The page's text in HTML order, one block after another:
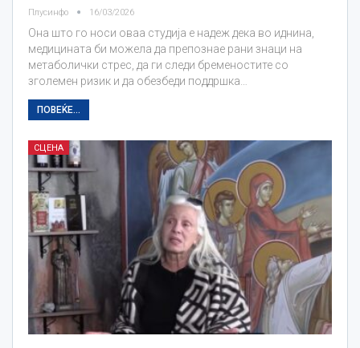
Плусинфо 16/03/2026
Она што го носи оваа студија е надеж дека во иднина,
медицината би можела да препознае рани знаци на
метаболички стрес, да ги следи бременостите со
зголемен ризик и да обезбеди поддршка…
ПОВЕЌЕ...
СЦЕНА